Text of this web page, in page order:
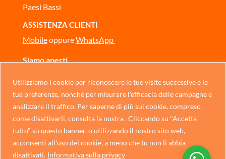
Utilizziamo i cookie per riconoscere le tue visite successive e le
tue preferenze, nonché per misurare l'efficacia delle campagne e
analizzare il traffico. Per saperne di più sui cookie, compreso
come disattivarli, consulta la nostra . Cliccando su "Accetta
tutto" su questo banner, o utilizzando il nostro sito web,
acconsenti all'uso dei cookie, a meno che tu non li abbia
disattivati. Informativa sulla privacy
Paesi Bassi
ASSISTENZA CLIENTI
MobileoppureWhatsApp
Siamo aperti
CONTATTACI
Informativa sulla privacy
Spanish
Portuguese
German
Chinese